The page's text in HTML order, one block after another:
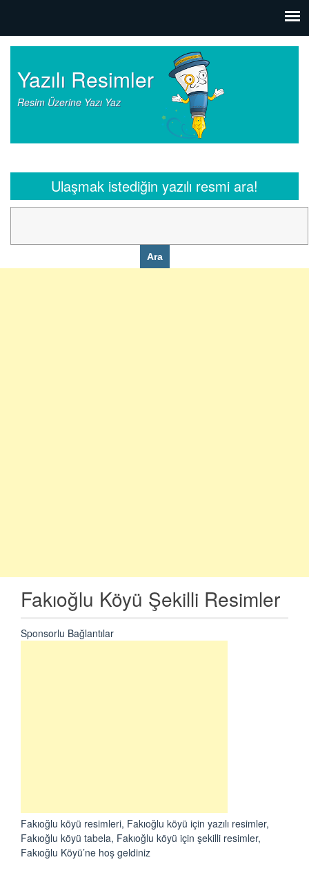
Yazılı Resimler
Resim Üzerine Yazı Yaz
Ulaşmak istediğin yazılı resmi ara!
Fakıoğlu Köyü Şekilli Resimler
Sponsorlu Bağlantılar
Fakıoğlu köyü resimleri, Fakıoğlu köyü için yazılı resimler,
Fakıoğlu köyü tabela, Fakıoğlu köyü için şekilli resimler,
Fakıoğlu Köyü’ne hoş geldiniz